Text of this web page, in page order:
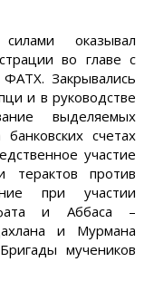
оказывал
во главе с
Закрывались
и в руководстве
выделяемых
счетах
участие
против
при участии
и Аббаса –
и Мурмана
мучеников